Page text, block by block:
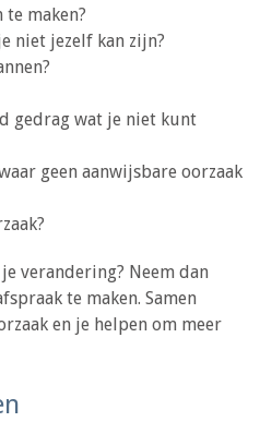
maken?
niet jezelf kan zijn?
gedrag wat je niet kunt
geen aanwijsbare oorzaak
verandering? Neem dan
te maken. Samen
en je helpen om meer